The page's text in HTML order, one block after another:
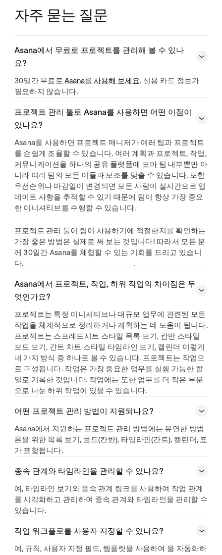
자주 묻는 질문
Asana에서 무료로 프로젝트를 관리해 볼 수 있나
요?
30일간 무료로Asana를 사용해 보세요. 신용 카드 정보가
필요하지 않습니다.
프로젝트 관리 툴로 Asana를 사용하면 어떤 이점이
있나요?
Asana를 사용하면 프로젝트 매니저가 여러 팀과 프로젝트
를 손쉽게 조율할 수 있습니다. 여러 계획과 프로젝트, 작업,
커뮤니케이션을 하나의 공유 플랫폼에 모아 팀 내부뿐만 아
니라 여러 팀의 모든 이들과 보조를 맞출 수 있습니다. 또한
우선순위나 마감일이 변경되면 모든 사람이 실시간으로 업
데이트 사항을 추적할 수 있기 때문에 팀이 항상 가장 중요
한 이니셔티브를 수행할 수 있습니다.
프로젝트 관리 툴이 팀이 사용하기에 적절한지를 확인하는
가장 좋은 방법은 실제로 써 보는 것입니다! 따라서 모든 분
께 30일간 Asana를 체험할 수 있는 기회를 드리고 있습니
다.
.
Asana에서 프로젝트, 작업, 하위 작업의 차이점은 무
엇인가요?
프로젝트는 특정 이니셔티브나 대규모 업무에 관련된 모든
작업을 체계적으로 정리하거나 계획하는 데 도움이 됩니다.
프로젝트는 스프레드시트 스타일 목록 보기, 칸반 스타일
보드 보기, 간트 차트 스타일 타임라인 보기, 캘린더 이렇게
네 가지 방식 중 하나로 볼 수 있습니다. 프로젝트는 작업으
로 구성됩니다. 작업은 가장 중요한 업무를 실행 가능한 할
일로 기록한 것입니다. 작업에는 또한 업무를 더 작은 부분
으로 나눈 하위 작업이 있을 수 있습니다.
어떤 프로젝트 관리 방법이 지원되나요?
Asana에서 지원하는 프로젝트 관리 방법에는 유연한 방법
론을 위한 목록 보기, 보드(칸반), 타임라인(간트), 캘린더, 표
가 포함됩니다.
종속 관계와 타임라인을 관리할 수 있나요?
예, 타임라인 보기와 종속 관계 링크를 사용하여 작업 관계
를 시각화하고 관리하여 종속 관계와 타임라인을 관리할 수
있습니다.
작업 워크플로를 사용자 지정할 수 있나요?
예, 규칙, 사용자 지정 필드, 템플릿을 사용하여 을 자동화하